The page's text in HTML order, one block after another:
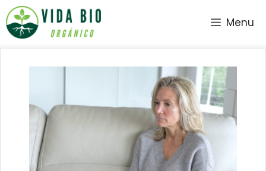
Saltar
al
contenido
Menu